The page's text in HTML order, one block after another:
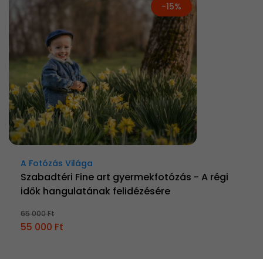
-15%
A Fotózás Világa
Szabadtéri Fine art gyermekfotózás - A régi
idők hangulatának felidézésére
65 000 Ft
55 000 Ft